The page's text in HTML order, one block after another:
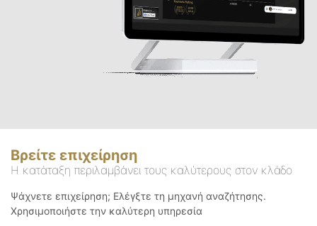
Βρείτε επιχείρηση
Η κατάταξη περιλαμβάνει τους καλύτερους στον κλάδο
Ψάχνετε επιχείρηση; Ελέγξτε τη μηχανή αναζήτησης.
Χρησιμοποιήστε την καλύτερη υπηρεσία